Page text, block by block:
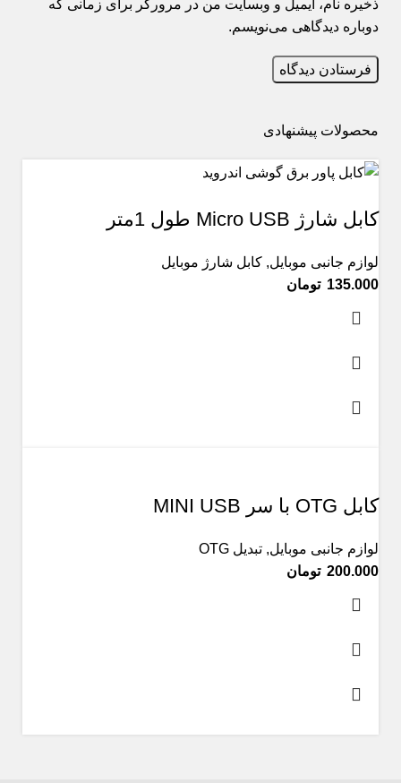
ذخیره نام، ایمیل و وبسایت من در مرورگر برای زمانی که
دوباره دیدگاهی می‌نویسم.
محصولات پیشنهادی
کابل شارژ Micro USB طول 1متر
لوازم جانبی موبایل, کابل شارژ موبایل
تومان
کابل OTG با سر MINI USB
لوازم جانبی موبایل, تبدیل OTG
تومان